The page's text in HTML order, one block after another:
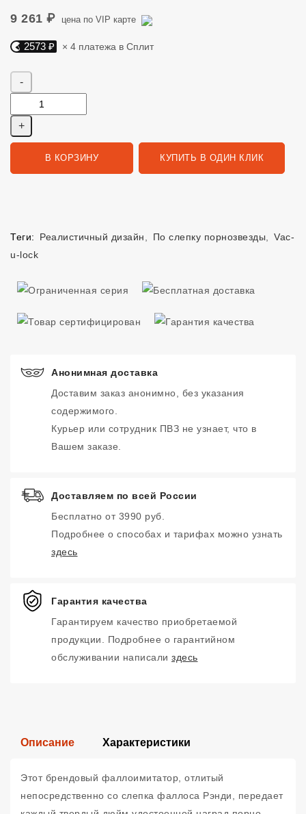
9 261 ₽ цена по VIP карте
Яндекс Сплит. 2573 руб, 4 платежа в Сплит
2573 ₽ × 4 платежа в Сплит
В КОРЗИНУ КУПИТЬ В ОДИН КЛИК
Теги: Реалистичный дизайн По слепку порнозвезды
Vac-
u-lock
Анонимная доставка
Доставим заказ анонимно, без указания
содержимого.
Курьер или сотрудник ПВЗ не узнает, что в
Вашем заказе.
Доставляем по всей России
Бесплатно от 3990 руб.
Подробнее о способах и тарифах можно узнать
здесь
Гарантия качества
Гарантируем качество приобретаемой
продукции. Подробнее о гарантийном
обслуживании написали здесь
Описание Характеристики
Этот брендовый фаллоимитатор, отлитый
непосредственно со слепка фаллоса Рэнди, передает